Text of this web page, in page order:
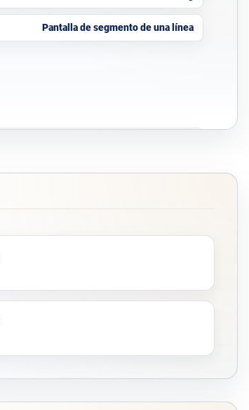
Pantalla de segmento de una línea
14.8 V
Disponible bajo consulta, emitido por la IHK